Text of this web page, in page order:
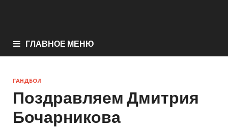
ГЛАВНОЕ МЕНЮ
ГАНДБОЛ
Поздравляем Дмитрия
Бочарникова